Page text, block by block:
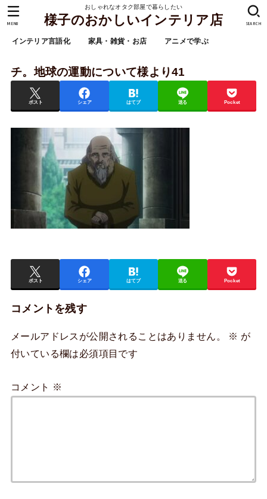
おしゃれなオタク部屋で暮らしたい
様子のおかしいインテリア店
インテリア言語化 家具・雑貨・お店 アニメで学ぶ
SEARCH
MENU
チ。地球の運動について様より41
ポスト シェア はてブ 送る Pocket
ポスト シェア はてブ 送る Pocket
コメントを残す
メールアドレスが公開されることはありません。 ※ が
付いている欄は必須項目です
コメント ※